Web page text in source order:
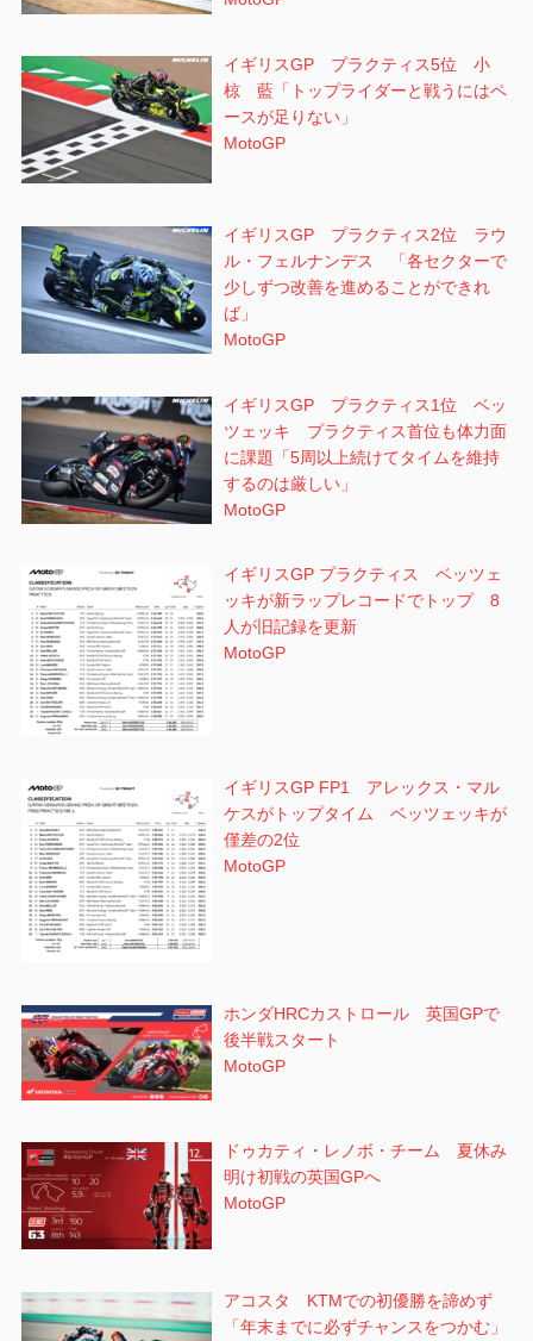
イギリスGP プラクティス5位 小
椋 藍「トップライダーと戦うにはペ
ースが足りない」
MotoGP
イギリスGP プラクティス2位 ラウ
ル・フェルナンデス 「各セクターで
少しずつ改善を進めることができれ
ば」
MotoGP
イギリスGP プラクティス1位 ベッ
ツェッキ プラクティス首位も体力面
に課題「5周以上続けてタイムを維持
するのは厳しい」
MotoGP
イギリスGP プラクティス ベッツェ
ッキが新ラップレコードでトップ 8
人が旧記録を更新
MotoGP
イギリスGP FP1 アレックス・マル
ケスがトップタイム ベッツェッキが
僅差の2位
MotoGP
ホンダHRCカストロール 英国GPで
後半戦スタート
MotoGP
ドゥカティ・レノボ・チーム 夏休み
明け初戦の英国GPへ
MotoGP
アコスタ KTMでの初優勝を諦めず
「年末までに必ずチャンスをつかむ」